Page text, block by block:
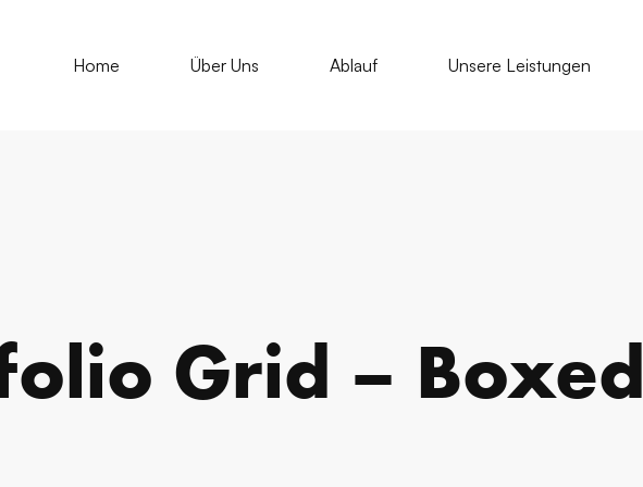
Home Über Uns Ablauf Unsere Leistungen
Grid – Boxed